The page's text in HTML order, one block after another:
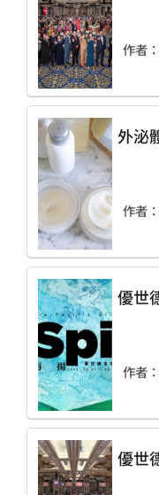
作者：
作者：
作者：